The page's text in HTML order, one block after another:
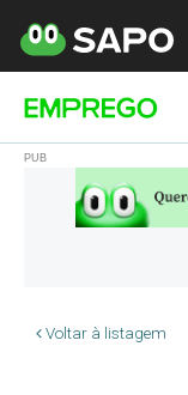
Voltar à listagem